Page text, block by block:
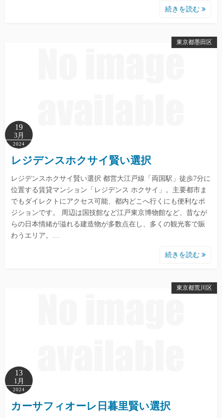
続きを読む
東京都墨田区
19
3月
2024
レジデンスホクサイ賢い選択
レジデンスホクサイ賢い選択 都営大江戸線「両国駅」徒歩7分に
位置する賃貸マンション「レジデンス ホクサイ」。主要都市ま
でもダイレクトにアクセス可能、都内どこへ行くにも便利なポ
ジションです。 周辺は国技館など江戸東京博物館など、昔なが
らの日本情緒が溢れる建造物が多数点在し、多くの観光客で賑
わうエリア。…
続きを読む
東京都荒川区
13
1月
2024
カーサフィオーレ日暮里賢い選択